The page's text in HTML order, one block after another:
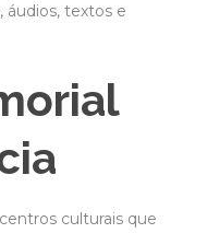
textos e
culturais que